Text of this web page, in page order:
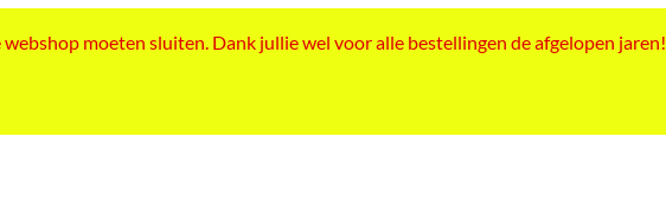
moeten sluiten. Dank jullie wel voor alle bestellingen de afgelopen jaren!